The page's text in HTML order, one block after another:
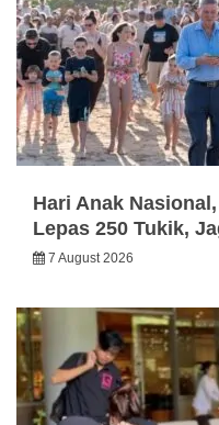
Hari Anak
Lepas 250 Tukik,
7 August 2026